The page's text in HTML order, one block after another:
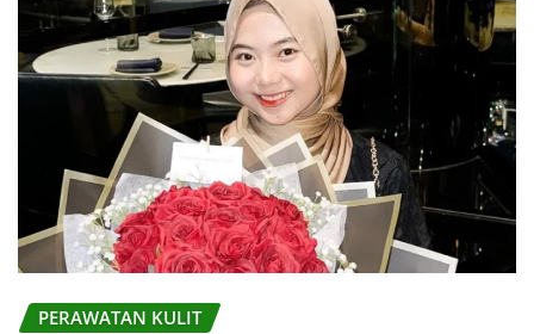
PERAWATAN KULIT